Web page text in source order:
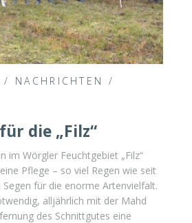
/ NACHRICHTEN
/
die „Filz“
im Wörgler Feuchtgebiet „Filz“
Pflege – so viel Regen wie seit
Segen für die enorme Artenvielfalt.
alljährlich mit der Mahd
des Schnittgutes eine